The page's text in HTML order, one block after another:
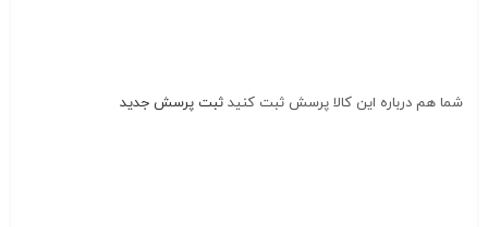
شما هم درباره این کالا پرسش ثبت کنید ثبت پرسش جدید